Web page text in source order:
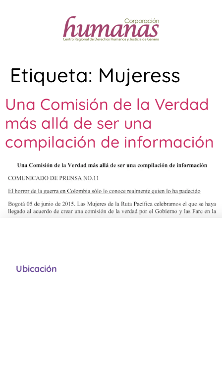
Etiqueta: Mujeress
Una Comisión de la Verdad
más allá de ser una
compilación de información
Ubicación